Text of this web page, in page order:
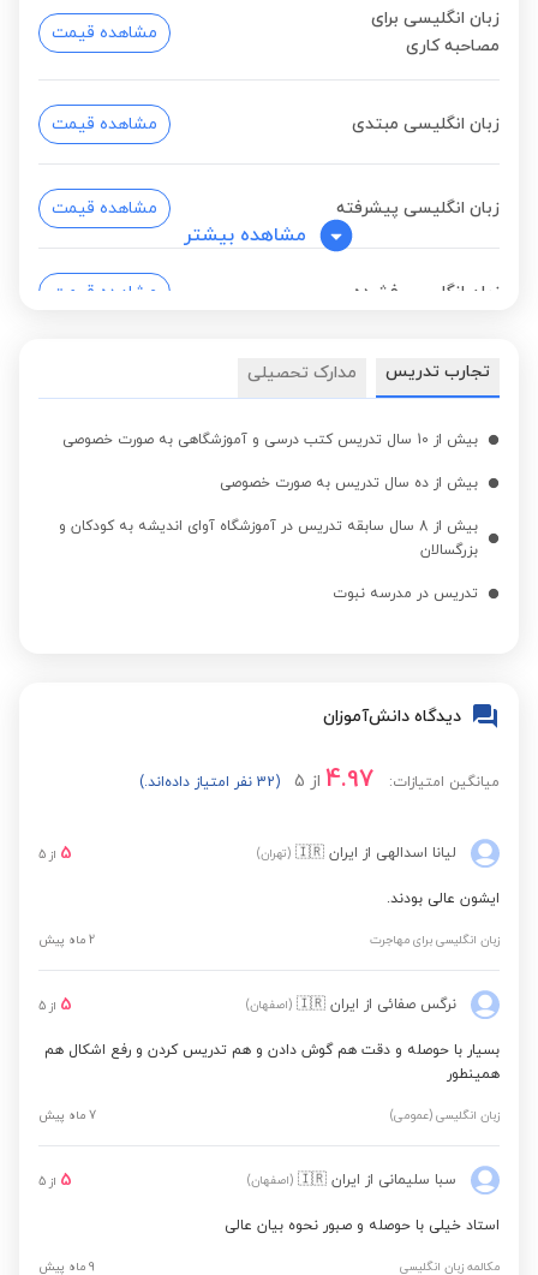
زبان انگلیسی برای
مصاحبه کاری
مشاهده قیمت
زبان انگلیسی مبتدی مشاهده قیمت
زبان انگلیسی پیشرفته مشاهده قیمت
زبان انگلیسی فشرده مشاهده قیمت
آزمون دولینگو
(Duolingo)
مشاهده بیشتر
تجارب تدریس مدارک تحصیلی
بیش از 10 سال تدریس کتب درسی و آموزشگاهی به صورت خصوصی
بیش از ده سال تدریس به صورت خصوصی
بیش از 8 سال سابقه تدریس در آموزشگاه آوای اندیشه به کودکان و
بزرگسالان
تدریس در مدرسه نبوت
دیدگاه دانش‌آموزان
میانگین امتیازات: 4.97 از 5 (32 نفر امتیاز داده‌اند.)
لیانا اسدالهی از ایران 🇮🇷 (تهران) 5 از 5
ایشون عالی بودند.
زبان انگلیسی برای مهاجرت 2 ماه پیش
نرگس صفائی از ایران 🇮🇷 (اصفهان) 5 از 5
بسیار با حوصله و دقت هم گوش دادن و هم تدریس کردن و رفع اشکال هم
همینطور
زبان انگلیسی (عمومی) 7 ماه پیش
سبا سلیمانی از ایران 🇮🇷 (اصفهان) 5 از 5
استاد خیلی با حوصله و صبور نحوه بیان عالی
مکالمه زبان انگلیسی 9 ماه پیش